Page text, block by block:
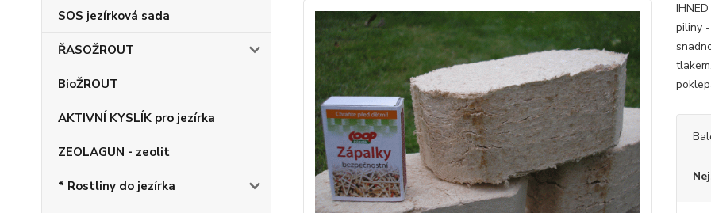
SOS jezírková sada
ŘASOŽROUT
BioŽROUT
AKTIVNÍ KYSLÍK pro jezírka
ZEOLAGUN - zeolit
* Rostliny do jezírka
piliny